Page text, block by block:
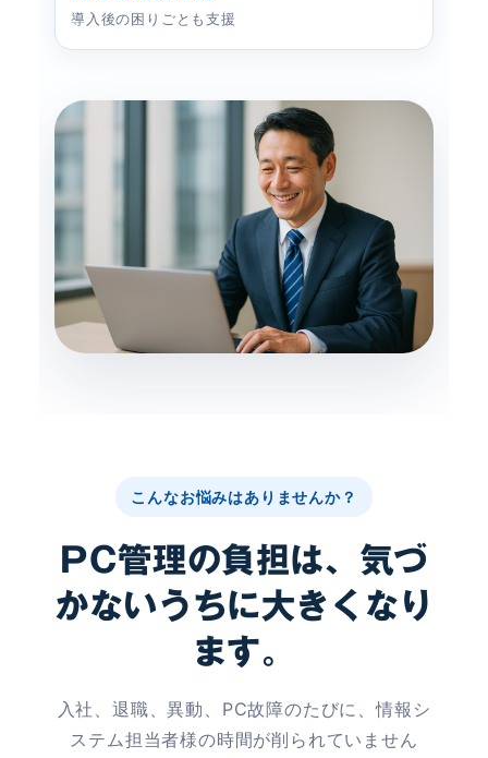
導入後の困りごとも支援
こんなお悩みはありませんか？
PC管理の負担は、気づ
かないうちに大きくなり
ます。
入社、退職、異動、PC故障のたびに、情報シ
ステム担当者様の時間が削られていません